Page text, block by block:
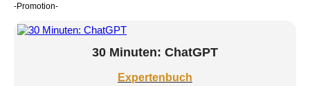
-Promotion-
30 Minuten: ChatGPT
Expertenbuch